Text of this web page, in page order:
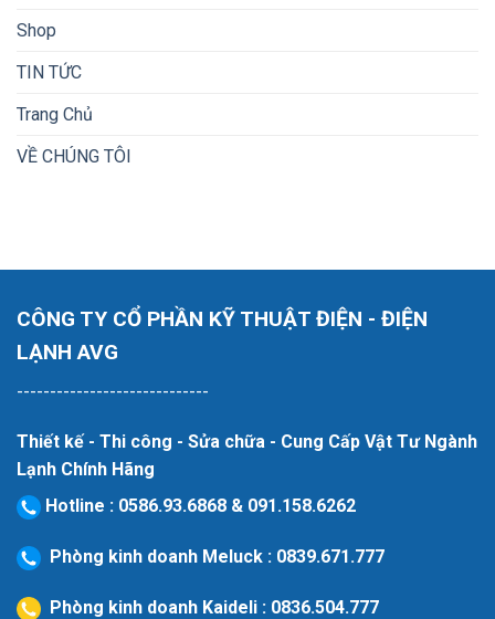
Shop
TIN TỨC
Trang Chủ
VỀ CHÚNG TÔI
CÔNG TY CỔ PHẦN KỸ THUẬT ĐIỆN - ĐIỆN
LẠNH AVG
-----------------------------
Thiết kế - Thi công - Sửa chữa - Cung Cấp Vật Tư Ngành
Lạnh Chính Hãng
Hotline : 0586.93.6868 & 091.158.6262
Phòng kinh doanh Meluck : 0839.671.777
Phòng kinh doanh Kaideli : 0836.504.777